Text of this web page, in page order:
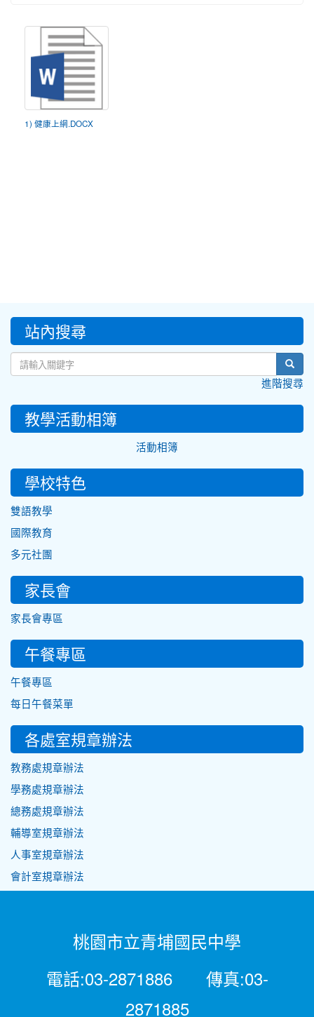
1) 健康上網.DOCX
::: 站內搜尋
進階搜尋
教學活動相簿
活動相簿
學校特色
雙語教學
國際教育
多元社團
家長會
家長會專區
午餐專區
午餐專區
每日午餐菜單
各處室規章辦法
教務處規章辦法
學務處規章辦法
總務處規章辦法
輔導室規章辦法
人事室規章辦法
會計室規章辦法
桃園市立青埔國民中學
電話:03-2871886 傳真:03-
2871885